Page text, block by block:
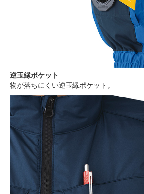
逆玉縁ポケット
物が落ちにくい逆玉縁ポケット。